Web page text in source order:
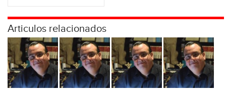
Articulos relacionados